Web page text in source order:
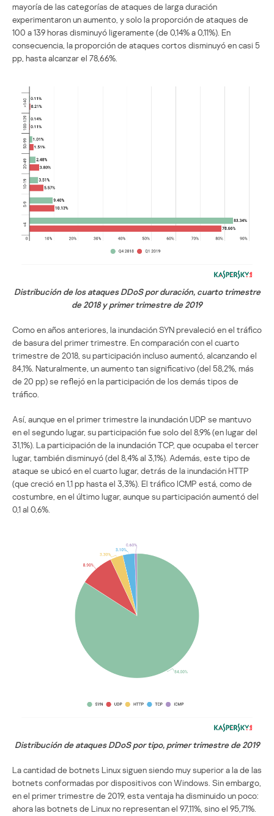
mayoría de las categorías de ataques de larga duración
experimentaron un aumento, y solo la proporción de ataques de
100 a 139 horas disminuyó ligeramente (de 0,14% a 0,11%). En
consecuencia, la proporción de ataques cortos disminuyó en casi 5
pp, hasta alcanzar el 78,66%.
Distribución de los ataques DDoS por duración, cuarto trimestre
de 2018 y primer trimestre de 2019
Como en años anteriores, la inundación SYN prevaleció en el tráfico
de basura del primer trimestre. En comparación con el cuarto
trimestre de 2018, su participación incluso aumentó, alcanzando el
84,1%. Naturalmente, un aumento tan significativo (del 58,2%, más
de 20 pp) se reflejó en la participación de los demás tipos de
tráfico.
Así, aunque en el primer trimestre la inundación UDP se mantuvo
en el segundo lugar, su participación fue solo del 8,9% (en lugar del
31,1%). La participación de la inundación TCP, que ocupaba el tercer
lugar, también disminuyó (del 8,4% al 3,1%). Además, este tipo de
ataque se ubicó en el cuarto lugar, detrás de la inundación HTTP
(que creció en 1,1 pp hasta el 3,3%). El tráfico ICMP está, como de
costumbre, en el último lugar, aunque su participación aumentó del
0,1 al 0,6%.
Distribución de ataques DDoS por tipo, primer trimestre de 2019
La cantidad de botnets Linux siguen siendo muy superior a la de las
botnets conformadas por dispositivos con Windows. Sin embargo,
en el primer trimestre de 2019, esta ventaja ha disminuido un poco:
ahora las botnets de Linux no representan el 97,11%, sino el 95,71%.